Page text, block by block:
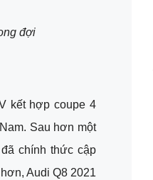
đợi
kết hợp coupe 4
Sau hơn một
chính thức cập
Audi Q8 2021